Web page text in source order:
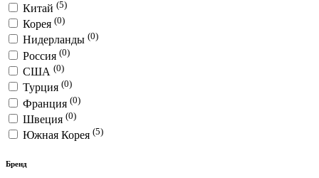
Китай (5)
Корея (0)
Нидерланды (0)
Россия (0)
США (0)
Турция (0)
Франция (0)
Швеция (0)
Южная Корея (5)
Бренд